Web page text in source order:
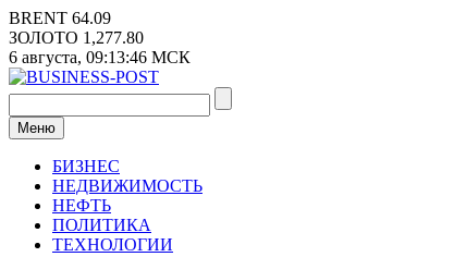
Перейти
к
содержимому
BRENT 64.09
ЗОЛОТО 1,277.80
6 августа, 09:13:46 МСК
Меню
БИЗНЕС
НЕДВИЖИМОСТЬ
НЕФТЬ
ПОЛИТИКА
ТЕХНОЛОГИИ